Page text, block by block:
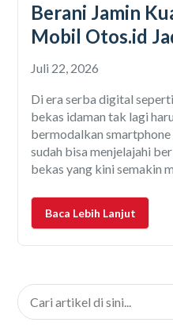
Berani Jamin
Mobil Otos.id
Marketplace
Juli 22, 2026
Di era serba digital
bekas idaman tak lagi
bermodalkan
sudah bisa menjelajahi
bekas yang kini semakin
Mulai dari pilihan unit
kompetitif, hingga
Baca Lebih Lanjut